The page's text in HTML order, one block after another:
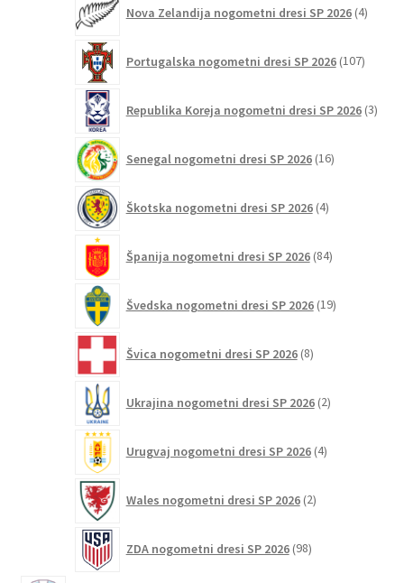
Nova Zelandija nogometni dresi SP 2026 4izdelki
Portugalska nogometni dresi SP 2026 107
Republika Koreja nogometni dresi SP 2026 3
Senegal nogometni dresi SP 2026 16izdelkov
Škotska nogometni dresi SP 2026 4izdelki
Španija nogometni dresi SP 2026 84izdelkov
Švedska nogometni dresi SP 2026 19izdelkov
Švica nogometni dresi SP 2026 8izdelkov
Ukrajina nogometni dresi SP 2026 2izdelka
Urugvaj nogometni dresi SP 2026 4izdelki
Wales nogometni dresi SP 2026 2izdelka
ZDA nogometni dresi SP 2026 98izdelkov